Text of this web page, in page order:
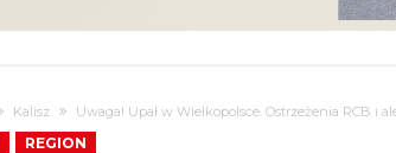
Kalisz Uwaga! Upał w Wielkopolsce. Ostrzeżenia RCB i
REGION